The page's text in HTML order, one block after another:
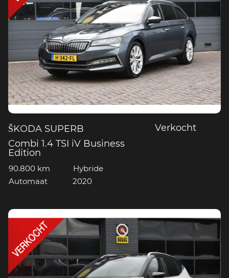
ŠKODA SUPERB
Combi 1.4 TSI iV Business
Edition
Verkocht
90.800 km
Hybride
Automaat
2020